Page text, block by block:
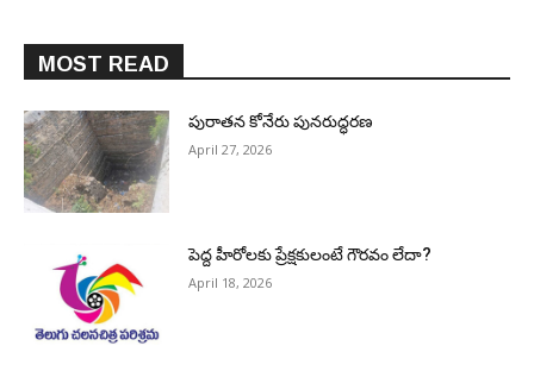
MOST READ
పురాత‌న కోనేరు పున‌రుద్ధ‌ర‌ణ
April 27, 2026
పెద్ద హీరోల‌కు ప్రేక్ష‌కులంటే గౌర‌వం లేదా?
April 18, 2026